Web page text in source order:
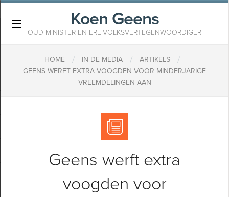
Koen Geens
OUD-MINISTER EN ERE-VOLKSVERTEGENWOORDIGER
HOME / IN DE MEDIA / ARTIKELS /
GEENS WERFT EXTRA VOOGDEN VOOR MINDERJARIGE
VREEMDELINGEN AAN
Geens werft extra
voogden voor